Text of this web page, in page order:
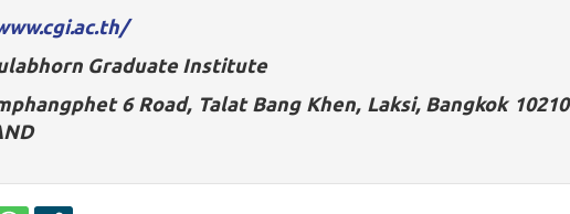
Graduate Institute
6 Road, Talat Bang Khen, Laksi, Bangkok 10210